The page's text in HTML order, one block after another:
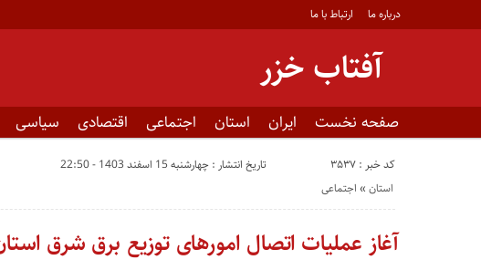
درباره ما ارتباط با ما
آفتاب خزر
صفحه نخست ایران استان اجتماعی اقتصادی سیاسی
کد خبر : 3537 تاریخ انتشار : چهارشنبه 15 اسفند 1403 - 22:50
اجتماعی « استان
آغاز عملیات اتصال امورهای توزیع برق شرق